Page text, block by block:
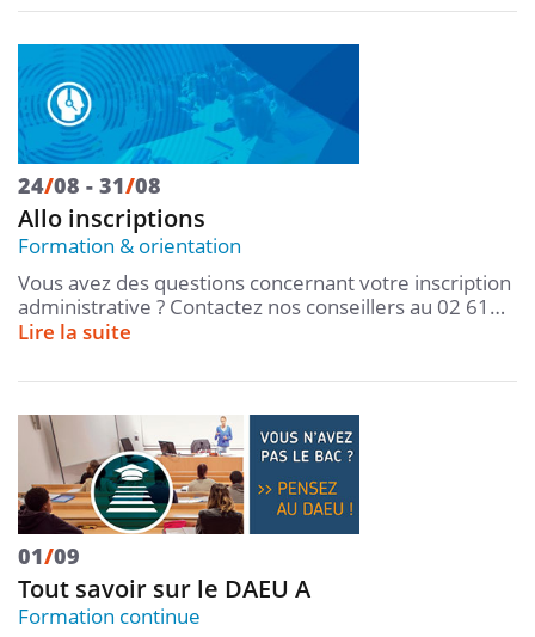
24/08 31/08
Allo inscriptions
Formation & orientation
Vous avez des questions concernant votre inscription
administrative ? Contactez nos conseillers au 02 61…
Lire la suite
01/09
Tout savoir sur le DAEU A
Formation continue